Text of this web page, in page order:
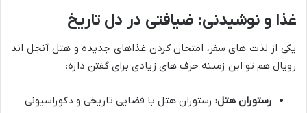
غذا و نوشیدنی: ضیافتی در دل تاریخ
یکی از لذت های سفر، امتحان کردن غذاهای جدیده و هتل آنجل اند
رویال هم تو این زمینه حرف های زیادی برای گفتن داره:
رستوران هتل: رستوران هتل با فضایی تاریخی و دکوراسیونی